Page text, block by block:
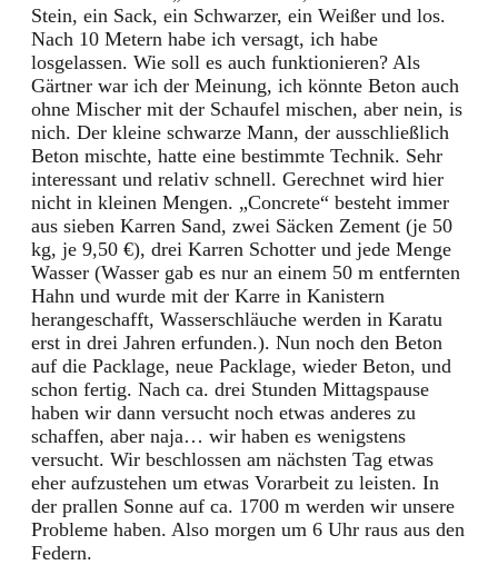
Stein, ein Sack, ein Schwarzer, ein Weißer und los.
Nach 10 Metern habe ich versagt, ich habe
losgelassen. Wie soll es auch funktionieren? Als
Gärtner war ich der Meinung, ich könnte Beton auch
ohne Mischer mit der Schaufel mischen, aber nein, is
nich. Der kleine schwarze Mann, der ausschließlich
Beton mischte, hatte eine bestimmte Technik. Sehr
interessant und relativ schnell. Gerechnet wird hier
nicht in kleinen Mengen. „Concrete“ besteht immer
aus sieben Karren Sand, zwei Säcken Zement (je 50
kg, je 9,50 €), drei Karren Schotter und jede Menge
Wasser (Wasser gab es nur an einem 50 m entfernten
Hahn und wurde mit der Karre in Kanistern
herangeschafft, Wasserschläuche werden in Karatu
erst in drei Jahren erfunden.). Nun noch den Beton
auf die Packlage, neue Packlage, wieder Beton, und
schon fertig. Nach ca. drei Stunden Mittagspause
haben wir dann versucht noch etwas anderes zu
schaffen, aber naja… wir haben es wenigstens
versucht. Wir beschlossen am nächsten Tag etwas
eher aufzustehen um etwas Vorarbeit zu leisten. In
der prallen Sonne auf ca. 1700 m werden wir unsere
Probleme haben. Also morgen um 6 Uhr raus aus den
Federn.